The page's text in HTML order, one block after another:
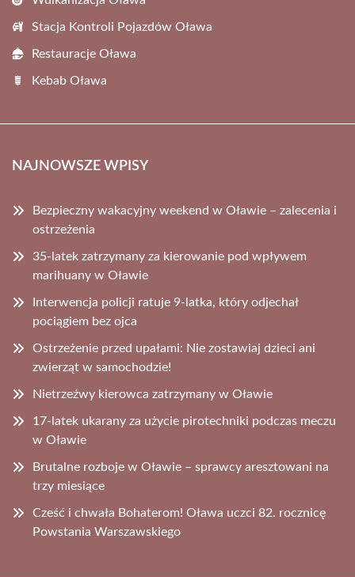
Stacja Kontroli Pojazdów Oława
Restauracje Oława
Kebab Oława
NAJNOWSZE WPISY
Bezpieczny wakacyjny weekend w Oławie – zalecenia i
ostrzeżenia
35-latek zatrzymany za kierowanie pod wpływem
marihuany w Oławie
Interwencja policji ratuje 9-latka, który odjechał
pociągiem bez ojca
Ostrzeżenie przed upałami: Nie zostawiaj dzieci ani
zwierząt w samochodzie!
Nietrzeźwy kierowca zatrzymany w Oławie
17-latek ukarany za użycie pirotechniki podczas meczu
w Oławie
Brutalne rozboje w Oławie – sprawcy aresztowani na
trzy miesiące
Cześć i chwała Bohaterom! Oława uczci 82. rocznicę
Powstania Warszawskiego